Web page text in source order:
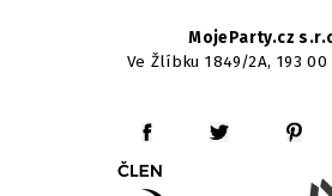
MojeParty.cz
Ve Žlíbku 1849/2A, 193